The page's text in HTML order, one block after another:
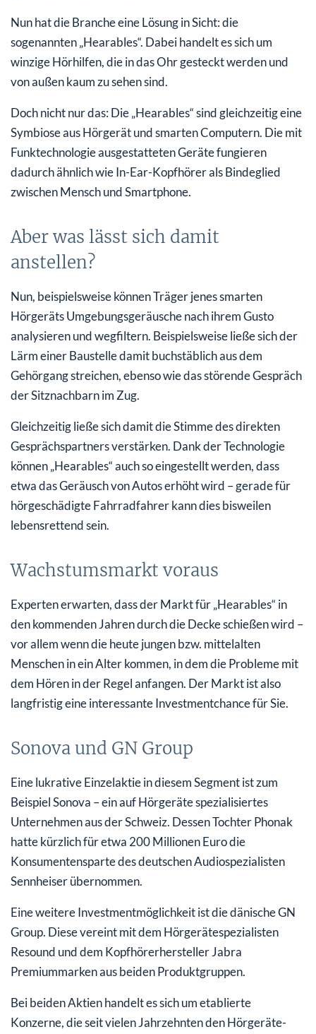
Nun hat die Branche eine Lösung in Sicht: die
sogenannten „Hearables“. Dabei handelt es sich um
winzige Hörhilfen, die in das Ohr gesteckt werden und
von außen kaum zu sehen sind.
Doch nicht nur das: Die „Hearables“ sind gleichzeitig eine
Symbiose aus Hörgerät und smarten Computern. Die mit
Funktechnologie ausgestatteten Geräte fungieren
dadurch ähnlich wie In-Ear-Kopfhörer als Bindeglied
zwischen Mensch und Smartphone.
Aber was lässt sich damit
anstellen?
Nun, beispielsweise können Träger jenes smarten
Hörgeräts Umgebungsgeräusche nach ihrem Gusto
analysieren und wegfiltern. Beispielsweise ließe sich der
Lärm einer Baustelle damit buchstäblich aus dem
Gehörgang streichen, ebenso wie das störende Gespräch
der Sitznachbarn im Zug.
Gleichzeitig ließe sich damit die Stimme des direkten
Gesprächspartners verstärken. Dank der Technologie
können „Hearables“ auch so eingestellt werden, dass
etwa das Geräusch von Autos erhöht wird – gerade für
hörgeschädigte Fahrradfahrer kann dies bisweilen
lebensrettend sein.
Wachstumsmarkt voraus
Experten erwarten, dass der Markt für „Hearables“ in
den kommenden Jahren durch die Decke schießen wird –
vor allem wenn die heute jungen bzw. mittelalten
Menschen in ein Alter kommen, in dem die Probleme mit
dem Hören in der Regel anfangen. Der Markt ist also
langfristig eine interessante Investmentchance für Sie.
Sonova und GN Group
Eine lukrative Einzelaktie in diesem Segment ist zum
Beispiel Sonova – ein auf Hörgeräte spezialisiertes
Unternehmen aus der Schweiz. Dessen Tochter Phonak
hatte kürzlich für etwa 200 Millionen Euro die
Konsumentensparte des deutschen Audiospezialisten
Sennheiser übernommen.
Eine weitere Investmentmöglichkeit ist die dänische GN
Group. Diese vereint mit dem Hörgerätespezialisten
Resound und dem Kopfhörerhersteller Jabra
Premiummarken aus beiden Produktgruppen.
Bei beiden Aktien handelt es sich um etablierte
Konzerne, die seit vielen Jahrzehnten den Hörgeräte-